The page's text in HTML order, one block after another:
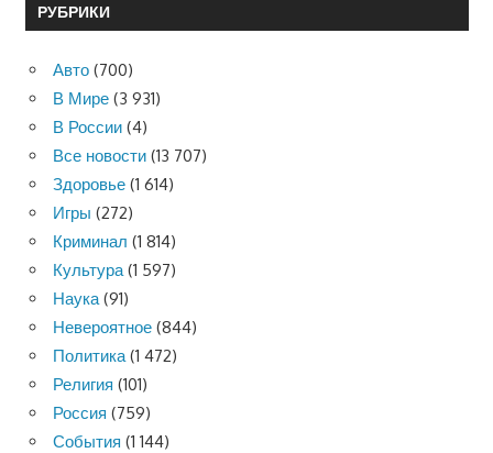
РУБРИКИ
Авто (700)
В Мире (3 931)
В России (4)
Все новости (13 707)
Здоровье (1 614)
Игры (272)
Криминал (1 814)
Культура(1 597)
Наука(91)
Невероятное (844)
Политика(1 472)
Религия (101)
Россия (759)
События (1 144)